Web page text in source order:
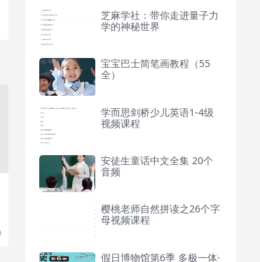
芝麻学社：带你走进量子力
学的神秘世界
宝宝巴士简笔画教程（55
全）
学而思剑桥少儿英语1-4级
视频课程
安徒生童话中文全集 20个
音频
樱桃老师自然拼读之26个字
母视频课程
假日博物馆第6季 多极一体·